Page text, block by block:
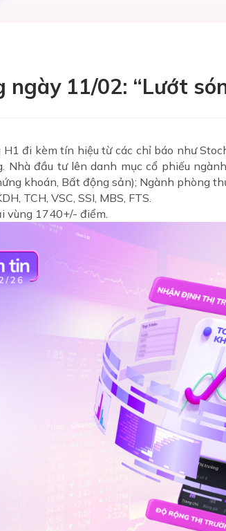
11/02: “Lướt
đi kèm tín hiệu từ các chỉ báo như
đầu tư lên danh mục cổ phiếu
khoán, Bất động sản); Ngành phòng
TCH, VSC, SSI, MBS, FTS.
vùng 1740+/- điểm.